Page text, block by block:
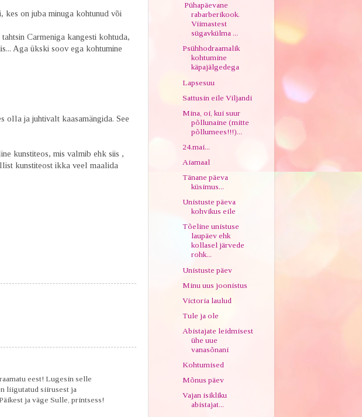
kes on juba minuga kohtunud või
Carmeniga kangesti kohtuda,
Aga ükski soov ega kohtumine
olla ja juhtivalt kaasamängida. See
kunstiteos, mis valmib ehk siis ,
kunstiteost ikka veel maalida
eest! Lugesin selle
liigutatud siirusest ja
ja väge Sulle, printsess!
Pühapäevane
rabarberikook.
Viimastest
sügavkülma ...
Psühhodraamalik
kohtumine
käpajälgedega
Lapsesuu
Sattusin eile Viljandi
Mina, oi, kui suur
põllunaine (mitte
põllumees!!!)...
24.mai...
Aiamaal
Tänane päeva
küsimus...
Unistuste päeva
kohvikus eile
Tõeline unistuse
laupäev ehk
kollasel järvede
rohk...
Unistuste päev
Minu uus joonistus
Victoria laulud
Tule ja ole
Abistajate leidmisest
ühe uue
vanasõnani
Kohtumised
Mõnus päev
Vajan isikliku
abistajat...